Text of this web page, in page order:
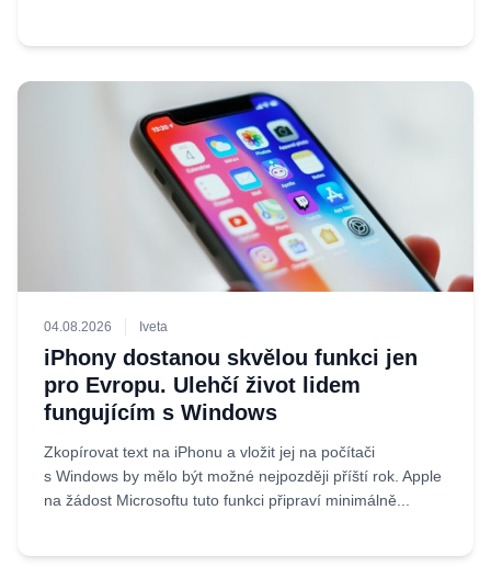
04.08.2026 Iveta
iPhony dostanou skvělou funkci jen
pro Evropu. Ulehčí život lidem
fungujícím s Windows
Zkopírovat text na iPhonu a vložit jej na počítači
s Windows by mělo být možné nejpozději příští rok. Apple
na žádost Microsoftu tuto funkci připraví minimálně...